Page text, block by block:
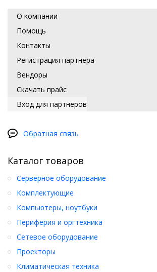
О компании
Помощь
Контакты
Регистрация партнера
Вендоры
Скачать прайс
Вход для партнеров
Обратная связь
Каталог товаров
Серверное оборудование
Комплектующие
Компьютеры, ноутбуки
Периферия и оргтехника
Сетевое оборудование
Проекторы
Климатическая техника